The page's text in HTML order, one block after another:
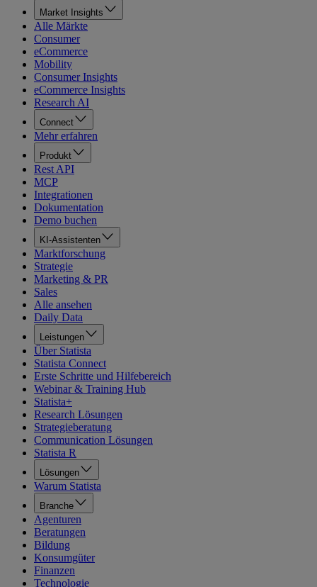
Market Insights
Alle Märkte
Consumer
eCommerce
Mobility
Consumer Insights
eCommerce Insights
Research AI
Connect
Mehr erfahren
Produkt
Rest API
MCP
Integrationen
Dokumentation
Demo buchen
KI-Assistenten
Marktforschung
Strategie
Marketing & PR
Sales
Alle ansehen
Daily Data
Leistungen
Über Statista
Statista Connect
Erste Schritte und Hilfebereich
Webinar & Training Hub
Statista+
Research Lösungen
Strategieberatung
Communication Lösungen
Statista R
Lösungen
Warum Statista
Branche
Agenturen
Beratungen
Bildung
Konsumgüter
Finanzen
Technologie